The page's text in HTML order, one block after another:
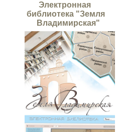
Электронная
библиотека "Земля
Владимирская"